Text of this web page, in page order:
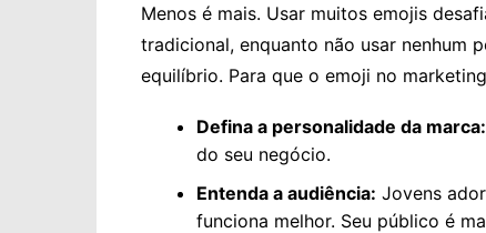
Menos é mais. Usar muitos emojis
tradicional, enquanto não usar nenhum
equilíbrio. Para que o emoji no
Defina a personalidade da marca:
do seu negócio.
Entenda a audiência: Jovens
funciona melhor. Seu público é